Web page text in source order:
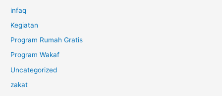
infaq
Kegiatan
Program Rumah Gratis
Program Wakaf
Uncategorized
zakat